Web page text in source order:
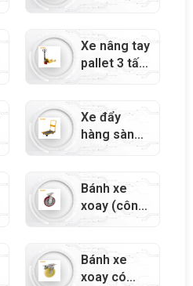
Xe nâng tay
pallet 3 tấn
– 63113
Xe đẩy
hàng sàn
gấp –
Bánh xe
xoay (công
nghiệp) –
Bánh xe
xoay có